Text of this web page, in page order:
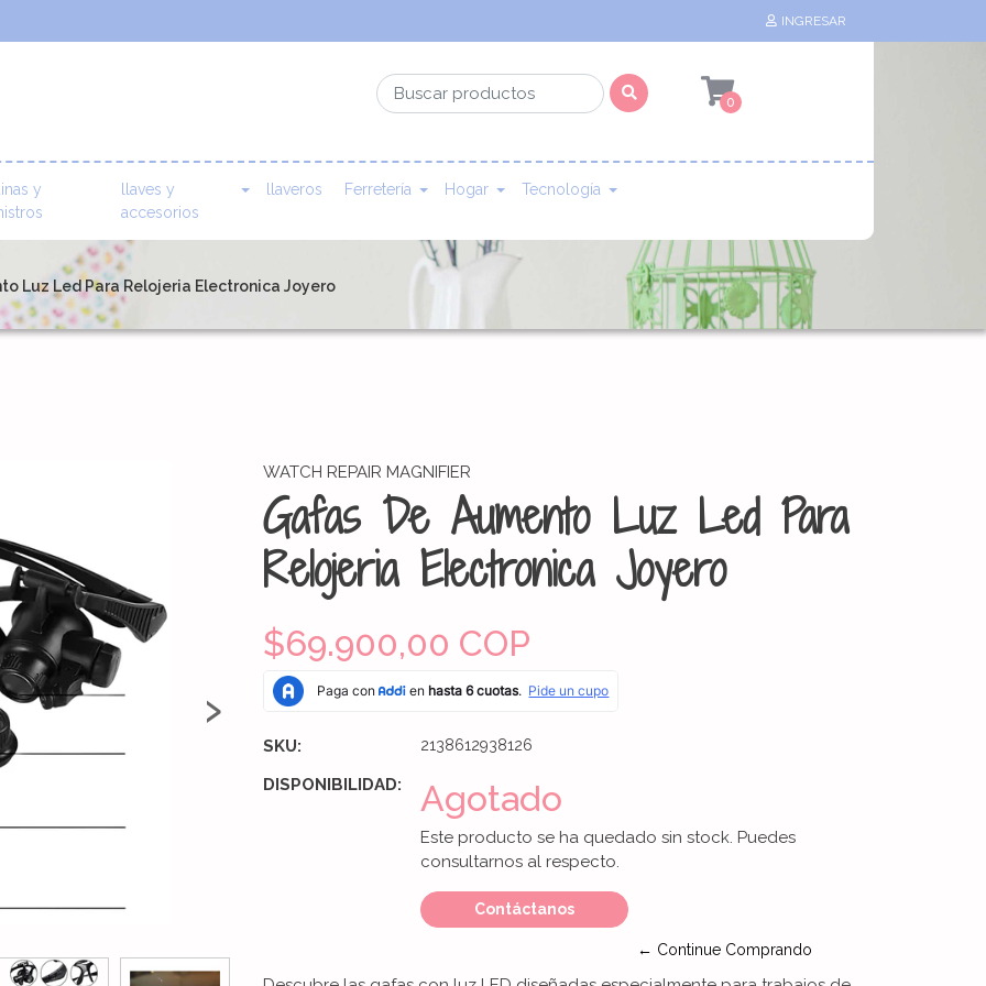
INGRESAR
0
y
llaves y
accesorios
llaveros Ferretería Hogar Tecnología
Luz Led Para Relojeria Electronica Joyero
›
WATCH REPAIR MAGNIFIER
Gafas De Aumento Luz Led Para
Relojeria Electronica Joyero
$69.900,00 COP
SKU: 2138612938126
DISPONIBILIDAD: Agotado
Este producto se ha quedado sin stock. Puedes
consultarnos al respecto.
Contáctanos
← Continue Comprando